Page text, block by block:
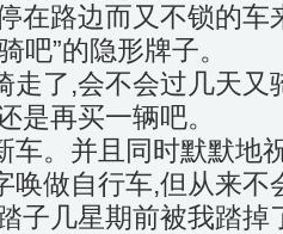
在路边而又不锁的车
吧”的隐形牌子。
走了,会不会过几天又
是再买一辆吧。
车。并且同时默默地
唤做自行车,但从来不
子几星期前被我踏掉